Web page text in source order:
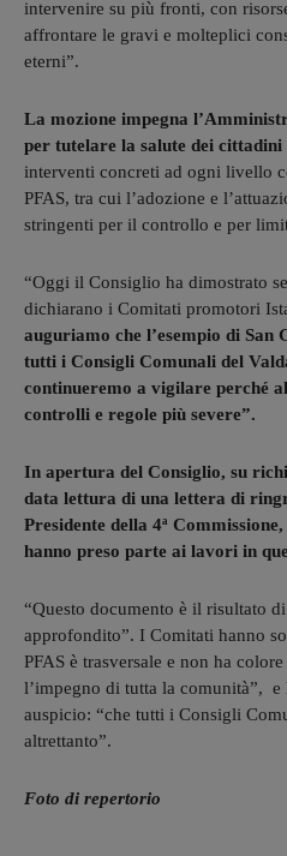
intervenire su più fronti, con
affrontare le gravi e molteplici
eterni”.
La mozione impegna
per tutelare la salute dei cittadini
interventi concreti ad ogni livello
PFAS, tra cui l’adozione e
stringenti per il controllo e per
“Oggi il Consiglio ha dimostrato
dichiarano i Comitati promotori
auguriamo che l’esempio di San
tutti i Consigli Comunali del
continueremo a vigilare perché
controlli e regole più severe”.
In apertura del Consiglio, su
data lettura di una lettera di
Presidente della 4ª
hanno preso parte ai lavori in
“Questo documento è il risultato
approfondito”. I Comitati hanno
PFAS è trasversale e non ha
l’impegno di tutta la comunità”, e
auspicio: “che tutti i Consigli
altrettanto”.
Foto di repertorio